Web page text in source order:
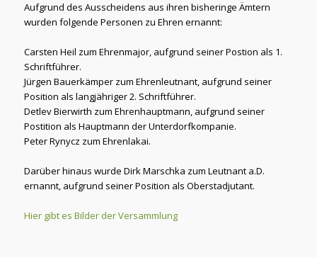
Aufgrund des Ausscheidens aus ihren bisheringe Ämtern
wurden folgende Personen zu Ehren ernannt:
Carsten Heil zum Ehrenmajor, aufgrund seiner Postion als 1.
Schriftführer.
Jürgen Bauerkämper zum Ehrenleutnant, aufgrund seiner
Position als langjähriger 2. Schriftführer.
Detlev Bierwirth zum Ehrenhauptmann, aufgrund seiner
Postition als Hauptmann der Unterdorfkompanie.
Peter Rynycz zum Ehrenlakai.
Darüber hinaus wurde Dirk Marschka zum Leutnant a.D.
ernannt, aufgrund seiner Position als Oberstadjutant.
Hier gibt es Bilder der Versammlung